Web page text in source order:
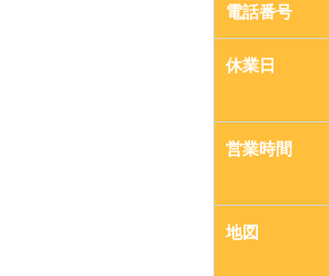
電話番号
休業日
営業時間
地図